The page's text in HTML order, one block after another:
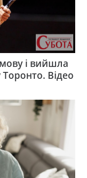
і вийшла
Торонто. Відео